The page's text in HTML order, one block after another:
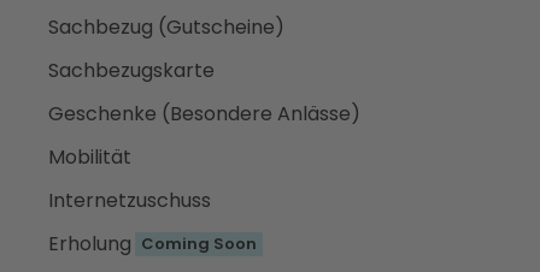
Sachbezug (Gutscheine)
Sachbezugskarte
Geschenke (Besondere Anlässe)
Mobilität
Internetzuschuss
Erholung Coming Soon